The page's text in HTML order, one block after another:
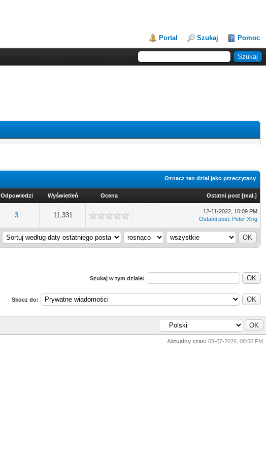
Portal Szukaj Pomoc
Oznacz ten dział jako przeczytany
Odpowiedzi Wyświetleń Ocena Ostatni post [mal.]
3 11,331
12-11-2022, 10:09 PM
Ostatni post: Peter Xing
Szukaj w tym dziale:
Skocz do:
Aktualny czas: 08-07-2026, 08:50 PM